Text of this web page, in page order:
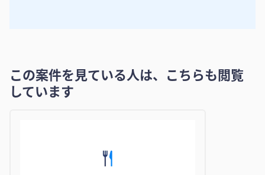
この案件を見ている人は、こちらも閲覧
しています